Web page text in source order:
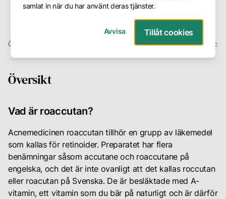
Svar
Avbokning
Företag
oss
Vår
metod
Våra
hudterapeuter
samlat in när du har använt deras tjänster.
Avvisa Tillåt cookies
Översikt De vanligaste biverkningarna Användande av
Översikt
Vad är roaccutan?
Acnemedicinen roaccutan tillhör en grupp av läkemedel
som kallas för retinoider. Preparatet har flera
benämningar såsom accutane och roaccutane på
engelska, och det är inte ovanligt att det kallas roccutan
eller roacutan på Svenska. De är besläktade med A-
vitamin, ett vitamin som du bär på naturligt och är därför